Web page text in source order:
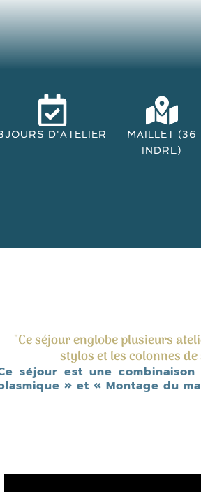
D'ATELIER
MAILLET (36
INDRE)
"Ce séjour englobe plusieurs
stylos et les colonnes
séjour est une
» et « Montage du